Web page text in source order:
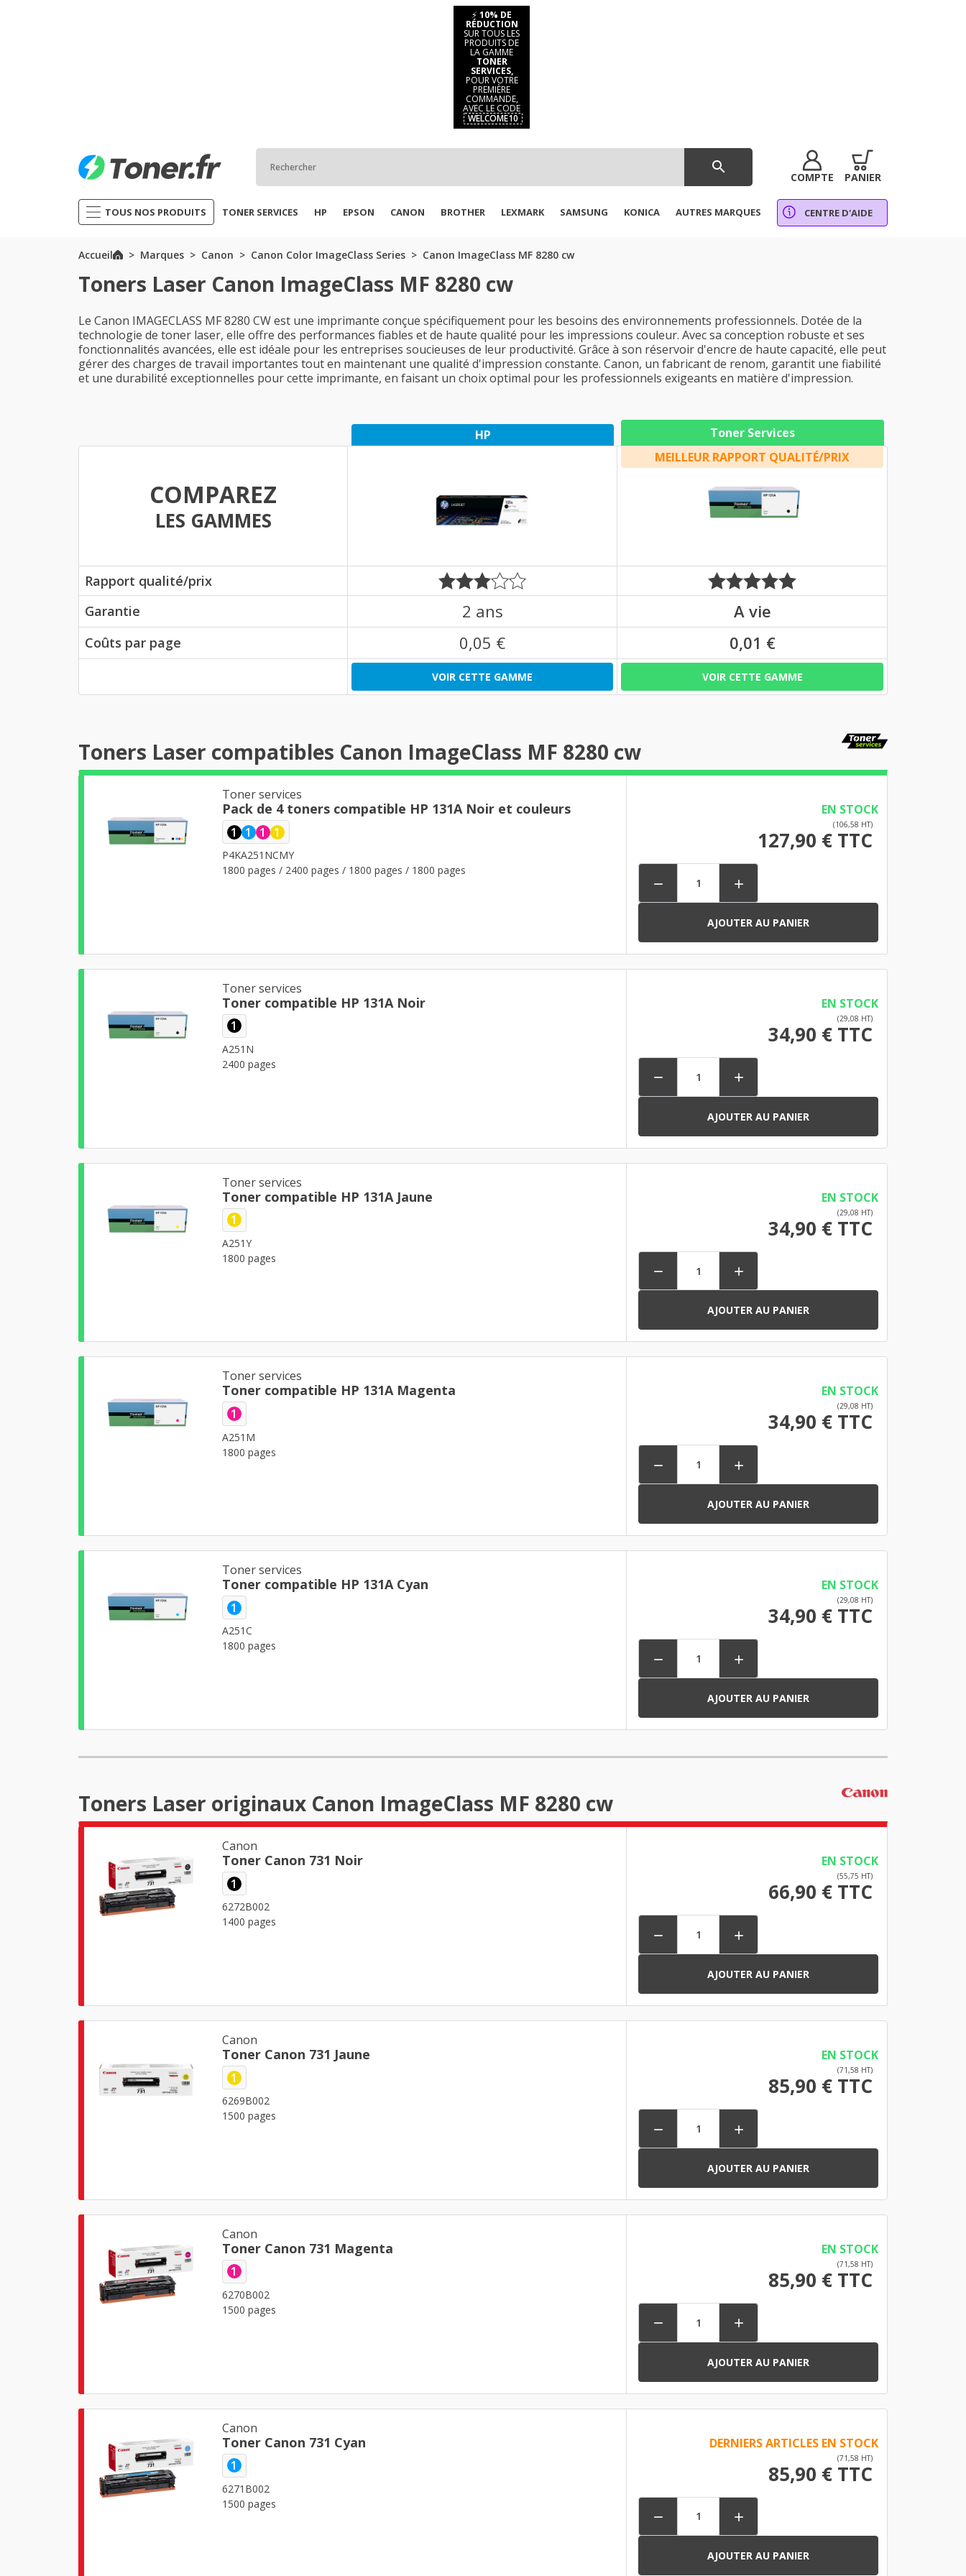
⚡ 10% DE
RÉDUCTION
SUR TOUS LES
PRODUITS DE
LA GAMME
TONER
SERVICES,
POUR VOTRE
PREMIÈRE
COMMANDE,
AVEC LE CODE
WELCOME10
search
COMPTE PANIER
TOUS NOS PRODUITS TONER SERVICES HP EPSON CANON BROTHER LEXMARK SAMSUNG KONICA AUTRES MARQUES CENTRE D'AIDE
Accueil Marques Canon Canon Color ImageClass Series Canon ImageClass MF 8280 cw
Toners Laser Canon ImageClass MF 8280 cw
Le Canon IMAGECLASS MF 8280 CW est une imprimante conçue spécifiquement pour les besoins des environnements professionnels. Dotée de la
technologie de toner laser, elle offre des performances fiables et de haute qualité pour les impressions couleur. Avec sa conception robuste et ses
fonctionnalités avancées, elle est idéale pour les entreprises soucieuses de leur productivité. Grâce à son réservoir d'encre de haute capacité, elle peut
gérer des charges de travail importantes tout en maintenant une qualité d'impression constante. Canon, un fabricant de renom, garantit une fiabilité
et une durabilité exceptionnelles pour cette imprimante, en faisant un choix optimal pour les professionnels exigeants en matière d'impression.
HP Toner Services
COMPAREZ
LES GAMMES
MEILLEUR RAPPORT QUALITÉ/PRIX
Rapport qualité/prix
Garantie
2 ans A vie
Coûts par page 0,05 € 0,01 €
VOIR CETTE GAMME VOIR CETTE GAMME
Toners Laser compatibles Canon ImageClass MF 8280 cw
Toner services
Pack de 4 toners compatible HP 131A Noir et couleurs
1 1 1 1
P4KA251NCMY
1800 pages / 2400 pages / 1800 pages / 1800 pages
EN STOCK
(106,58 HT)
127,90 € TTC
 
AJOUTER AU PANIER
Toner services
Toner compatible HP 131A Noir
1
A251N
2400 pages
EN STOCK
(29,08 HT)
34,90 € TTC
 
AJOUTER AU PANIER
Toner services
Toner compatible HP 131A Jaune
1
A251Y
1800 pages
EN STOCK
(29,08 HT)
34,90 € TTC
 
AJOUTER AU PANIER
Toner services
Toner compatible HP 131A Magenta
1
A251M
1800 pages
EN STOCK
(29,08 HT)
34,90 € TTC
 
AJOUTER AU PANIER
Toner services
Toner compatible HP 131A Cyan
1
A251C
1800 pages
EN STOCK
(29,08 HT)
34,90 € TTC
 
AJOUTER AU PANIER
Toners Laser originaux Canon ImageClass MF 8280 cw
Canon
Toner Canon 731 Noir
1
6272B002
1400 pages
EN STOCK
(55,75 HT)
66,90 € TTC
 
AJOUTER AU PANIER
Canon
Toner Canon 731 Jaune
1
6269B002
1500 pages
EN STOCK
(71,58 HT)
85,90 € TTC
 
AJOUTER AU PANIER
Canon
Toner Canon 731 Magenta
1
6270B002
1500 pages
EN STOCK
(71,58 HT)
85,90 € TTC
 
AJOUTER AU PANIER
Canon
Toner Canon 731 Cyan
1
6271B002
1500 pages
DERNIERS ARTICLES EN STOCK
(71,58 HT)
85,90 € TTC
 
AJOUTER AU PANIER